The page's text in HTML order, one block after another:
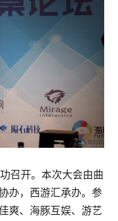
召开。本次大会由曲
办，西游汇承办。参
爽、海豚互娱、游艺